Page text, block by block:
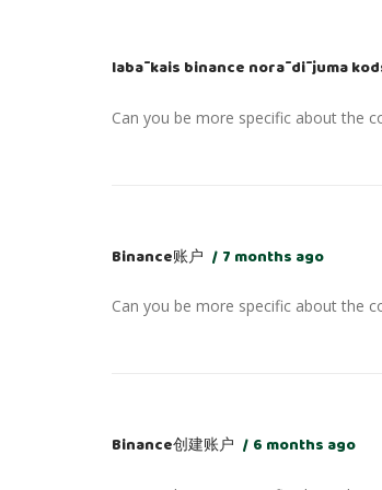
labākais binance norādījuma
Can you be more specific about the
Binance账户 7 months ago
Can you be more specific about the
Binance创建账户 6 months ago